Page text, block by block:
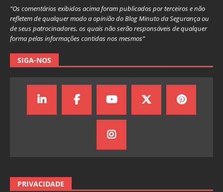
“Os comentários exibidos acima foram publicados por terceiros e não
refletem de qualquer modo a opinião do Blog Minuto da Segurança ou
de seus patrocinadores, os quais não serão responsáveis de qualquer
forma pelas informações contidas nos mesmos”
SIGA-NOS
PRIVACIDADE